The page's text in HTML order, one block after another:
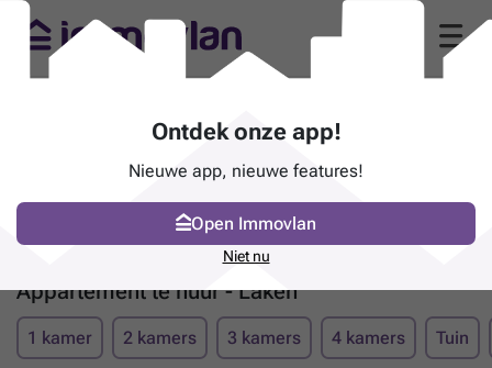
Appartement te huur - Laken
1 kamer 2 kamers 3 kamers 4 kamers Tuin
Ontdek onze app!
Nieuwe app, nieuwe features!
Open Immovlan
Niet nu